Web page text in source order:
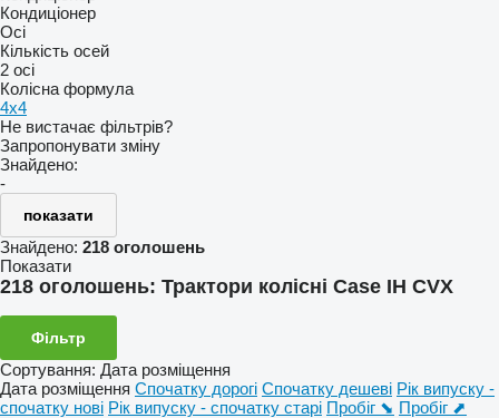
Кондиціонер
Осі
Кількість осей
2 осі
Колісна формула
4x4
Не вистачає фільтрів?
Запропонувати зміну
Знайдено:
-
показати
Знайдено: 218 оголошень
Показати
218 оголошень: Трактори колісні Case IH CVX
Фільтр
Сортування: Дата розміщення
Дата розміщення Спочатку дорогі Спочатку дешеві Рік випуску -
спочатку нові Рік випуску - спочатку старі Пробіг ⬊ Пробіг ⬈